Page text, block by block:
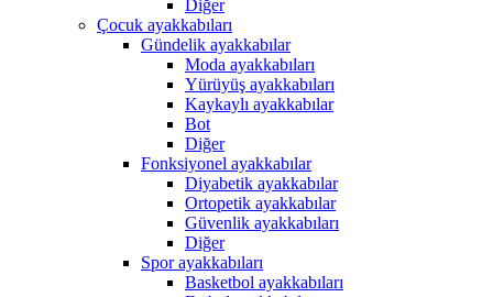
Diğer
Çocuk ayakkabıları
Gündelik ayakkabılar
Moda ayakkabıları
Yürüyüş ayakkabıları
Kaykaylı ayakkabılar
Bot
Diğer
Fonksiyonel ayakkabılar
Diyabetik ayakkabılar
Ortopetik ayakkabılar
Güvenlik ayakkabıları
Diğer
Spor ayakkabıları
Basketbol ayakkabıları